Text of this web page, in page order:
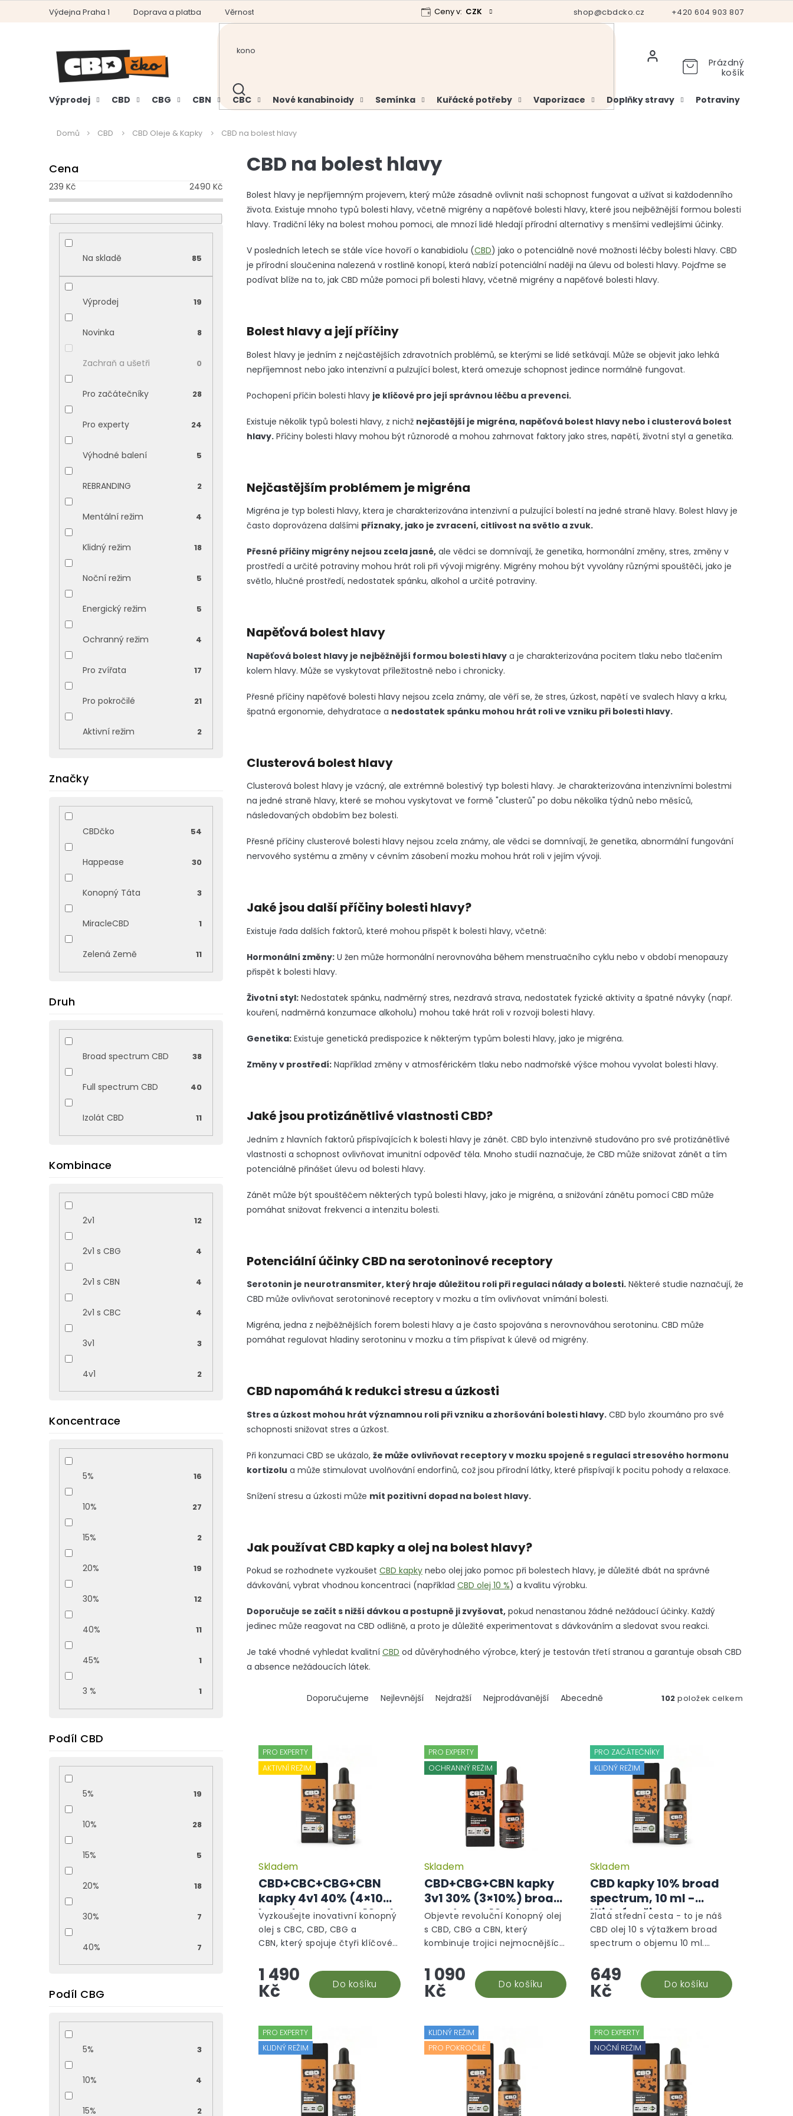
+420 604 903 807
shop@cbdcko.cz
Výdejna Praha 1 Doprava a platba Věrnostní program Analýzy a certifikáty Hodnocení obchodu Vrácení a reklamace
Ceny v: CZK
HLEDAT
Prázdný
košík
Výprodej CBD CBG CBN CBC Nové kanabinoidy Semínka Kuřácké potřeby Vaporizace Doplňky stravy Potraviny
Domů CBD CBD Oleje & Kapky CBD na bolest hlavy
o
s
t
r
a
Cena
239 Kč 2490 Kč
Na skladě 85
Výprodej 19
Novinka 8
Zachraň a ušetři 0
Pro začátečníky 28
Pro experty 24
Výhodné balení 5
REBRANDING 2
Mentální režim 4
Klidný režim 18
Noční režim 5
Energický režim 5
Ochranný režim 4
Pro zvířata 17
Pro pokročilé 21
Aktivní režim 2
Značky
CBDčko 54
Happease 30
Konopný Táta 3
MiracleCBD 1
Zelená Země 11
Druh
Broad spectrum CBD 38
Full spectrum CBD 40
Izolát CBD 11
Kombinace
2v1 12
2v1 s CBG 4
2v1 s CBN 4
2v1 s CBC 4
3v1 3
4v1 2
Koncentrace
5% 16
10% 27
15% 2
20% 19
30% 12
40% 11
45% 1
3 % 1
Podíl CBD
5% 19
10% 28
15% 5
20% 18
30% 7
40% 7
Podíl CBG
5% 3
10% 4
15% 2
CBD na bolest hlavy
Bolest hlavy je nepříjemným projevem, který může zásadně ovlivnit naši schopnost fungovat a užívat si každodenního
života. Existuje mnoho typů bolesti hlavy, včetně migrény a napěťové bolesti hlavy, které jsou nejběžnější formou bolesti
hlavy. Tradiční léky na bolest mohou pomoci, ale mnozí lidé hledají přírodní alternativy s menšími vedlejšími účinky.
V posledních letech se stále více hovoří o kanabidiolu (CBD) jako o potenciálně nové možnosti léčby bolesti hlavy. CBD
je přírodní sloučenina nalezená v rostlině konopí, která nabízí potenciální naději na úlevu od bolesti hlavy. Pojďme se
podívat blíže na to, jak CBD může pomoci při bolesti hlavy, včetně migrény a napěťové bolesti hlavy.
Bolest hlavy a její příčiny
Bolest hlavy je jedním z nejčastějších zdravotních problémů, se kterými se lidé setkávají. Může se objevit jako lehká
nepříjemnost nebo jako intenzivní a pulzující bolest, která omezuje schopnost jedince normálně fungovat.
Pochopení příčin bolesti hlavy je klíčové pro její správnou léčbu a prevenci.
Existuje několik typů bolesti hlavy, z nichž nejčastější je migréna, napěťová bolest hlavy nebo i clusterová bolest
hlavy. Příčiny bolesti hlavy mohou být různorodé a mohou zahrnovat faktory jako stres, napětí, životní styl a genetika.
Nejčastějším problémem je migréna
Migréna je typ bolesti hlavy, ktera je charakterizována intenzivní a pulzující bolestí na jedné straně hlavy. Bolest hlavy je
často doprovázena dalšími příznaky, jako je zvracení, citlivost na světlo a zvuk.
Přesné příčiny migrény nejsou zcela jasné, ale vědci se domnívají, že genetika, hormonální změny, stres, změny v
prostředí a určité potraviny mohou hrát roli při vývoji migrény. Migrény mohou být vyvolány různými spouštěči, jako je
světlo, hlučné prostředí, nedostatek spánku, alkohol a určité potraviny.
Napěťová bolest hlavy
Napěťová bolest hlavy je nejběžnější formou bolesti hlavy a je charakterizována pocitem tlaku nebo tlačením
kolem hlavy. Může se vyskytovat příležitostně nebo i chronicky.
Přesné příčiny napěťové bolesti hlavy nejsou zcela známy, ale věří se, že stres, úzkost, napětí ve svalech hlavy a krku,
špatná ergonomie, dehydratace a nedostatek spánku mohou hrát roli ve vzniku při bolesti hlavy.
Clusterová bolest hlavy
Clusterová bolest hlavy je vzácný, ale extrémně bolestivý typ bolesti hlavy. Je charakterizována intenzivními bolestmi
na jedné straně hlavy, které se mohou vyskytovat ve formě "clusterů" po dobu několika týdnů nebo měsíců,
následovaných obdobím bez bolesti.
Přesné příčiny clusterové bolesti hlavy nejsou zcela známy, ale vědci se domnívají, že genetika, abnormální fungování
nervového systému a změny v cévním zásobení mozku mohou hrát roli v jejím vývoji.
Jaké jsou další příčiny bolesti hlavy?
Existuje řada dalších faktorů, které mohou přispět k bolesti hlavy, včetně:
Hormonální změny: U žen může hormonální nerovnováha během menstruačního cyklu nebo v období menopauzy
přispět k bolesti hlavy.
Životní styl: Nedostatek spánku, nadměrný stres, nezdravá strava, nedostatek fyzické aktivity a špatné návyky (např.
kouření, nadměrná konzumace alkoholu) mohou také hrát roli v rozvoji bolesti hlavy.
Genetika: Existuje genetická predispozice k některým typům bolesti hlavy, jako je migréna.
Změny v prostředí: Například změny v atmosférickém tlaku nebo nadmořské výšce mohou vyvolat bolesti hlavy.
Jaké jsou protizánětlivé vlastnosti CBD?
Jedním z hlavních faktorů přispívajících k bolesti hlavy je zánět. CBD bylo intenzivně studováno pro své protizánětlivé
vlastnosti a schopnost ovlivňovat imunitní odpověď těla. Mnoho studií naznačuje, že CBD může snižovat zánět a tím
potenciálně přinášet úlevu od bolesti hlavy.
Zánět může být spouštěčem některých typů bolesti hlavy, jako je migréna, a snižování zánětu pomocí CBD může
pomáhat snižovat frekvenci a intenzitu bolesti.
Potenciální účinky CBD na serotoninové receptory
Serotonin je neurotransmiter, který hraje důležitou roli při regulaci nálady a bolesti. Některé studie naznačují, že
CBD může ovlivňovat serotoninové receptory v mozku a tím ovlivňovat vnímání bolesti.
Migréna, jedna z nejběžnějších forem bolesti hlavy a je často spojována s nerovnováhou serotoninu. CBD může
pomáhat regulovat hladiny serotoninu v mozku a tím přispívat k úlevě od migrény.
CBD napomáhá k redukci stresu a úzkosti
Stres a úzkost mohou hrát významnou roli při vzniku a zhoršování bolesti hlavy. CBD bylo zkoumáno pro své
schopnosti snižovat stres a úzkost.
Při konzumaci CBD se ukázalo, že může ovlivňovat receptory v mozku spojené s regulací stresového hormonu
kortizolu a může stimulovat uvolňování endorfinů, což jsou přírodní látky, které přispívají k pocitu pohody a relaxace.
Snížení stresu a úzkosti může mít pozitivní dopad na bolest hlavy.
Jak používat CBD kapky a olej na bolest hlavy?
Pokud se rozhodnete vyzkoušet CBD kapky nebo olej jako pomoc při bolestech hlavy, je důležité dbát na správné
dávkování, vybrat vhodnou koncentraci (například CBD olej 10 %) a kvalitu výrobku.
Doporučuje se začít s nižší dávkou a postupně ji zvyšovat, pokud nenastanou žádné nežádoucí účinky. Každý
jedinec může reagovat na CBD odlišně, a proto je důležité experimentovat s dávkováním a sledovat svou reakci.
Je také vhodné vyhledat kvalitní CBD od důvěryhodného výrobce, který je testován třetí stranou a garantuje obsah CBD
a absence nežádoucích látek.
Ř
a
n
í
p
r
o
d
u
k
t
Doporučujeme Nejlevnější Nejdražší Nejprodávanější Abecedně 102 položek celkem
PRO EXPERTY
AKTIVNÍ REŽIM
CBD+CBC+CBG+CBN
kapky 4v1 40% (4×10%)
broad spectrum, 10 ml
- Aktivní režim
Průměrné
hodnocení
produktu
hvězdiček.
Skladem
1 490
Kč Do košíku
Vyzkoušejte inovativní konopný
olej s CBC, CBD, CBG a
CBN, který spojuje čtyři klíčové
účinek. Kanabidiol (CBD) je
ceněný pro své...
PRO EXPERTY
OCHRANNÝ REŽIM
CBD+CBG+CBN kapky
3v1 30% (3×10%) broad
spectrum, 10 ml -
Ochranný režim
Skladem
1 090
Kč Do košíku
Objevte revoluční Konopný olej
s CBD, CBG a CBN, který
kombinuje trojici nejmocnějších
efekt. CBD, neboli kanabidiol, je
známé pro své protizánětlivé
a...
PRO ZAČÁTEČNÍKY
KLIDNÝ REŽIM
CBD kapky 10% broad
spectrum, 10 ml -
Klidný režim
Skladem
649
Kč Do košíku
Zlatá střední cesta - to je náš
CBD olej 10 s výtažkem broad
spectrum o objemu 10 ml.
stravy, který vám efektivně
pomůže. Snadná aplikace a...
PRO EXPERTY
KLIDNÝ REŽIM
KLIDNÝ REŽIM
PRO POKROČILÉ
PRO EXPERTY
NOČNÍ REŽIM